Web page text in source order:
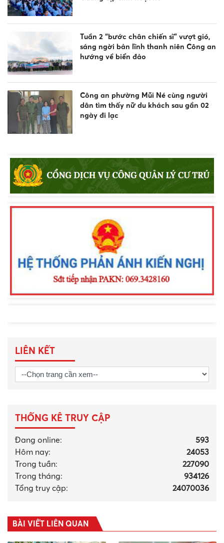
Tuần 2 “bước chân chiến sĩ” vượt gió,
sáng ngời bản lĩnh thanh niên Công an
hướng về biển đảo
Công an phường Mũi Né cùng người
dân tìm thấy nữ du khách sau gần 02
ngày đi lạc
thông, phòng chống đuối nước và
trợ
phường Nam Gia Nghĩa trong đấu
tranh phòng, chống tội phạm
LIÊN KẾT
THỐNG KÊ TRUY CẬP
Đang online:
593
Hôm nay:
24053
Trong tuần:
227090
Trong tháng:
934126
Tổng truy cập:
24070036
BÀI VIẾT LIÊN QUAN